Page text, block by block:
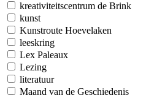
kreativiteitscentrum de Brink
kunst
Kunstroute Hoevelaken
leeskring
Lex Paleaux
Lezing
literatuur
Maand van de Geschiedenis